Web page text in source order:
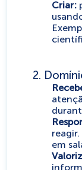
Criar:
2.
em